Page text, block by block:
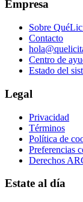
Empresa
Sobre
Contacto
Centro de
Estado del
Legal
Privacidad
Términos
Política de
Preferencias
Derechos
Estate al día